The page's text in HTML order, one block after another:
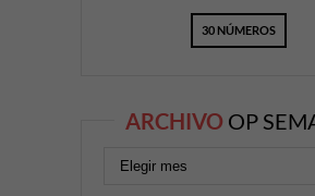
30 NÚMEROS
ARCHIVO OP